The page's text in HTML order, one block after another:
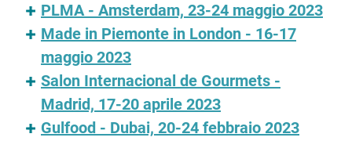
PLMA - Amsterdam, 23-24 maggio 2023
Made in Piemonte in London - 16-17
maggio 2023
Salon Internacional de Gourmets -
Madrid, 17-20 aprile 2023
Gulfood - Dubai, 20-24 febbraio 2023